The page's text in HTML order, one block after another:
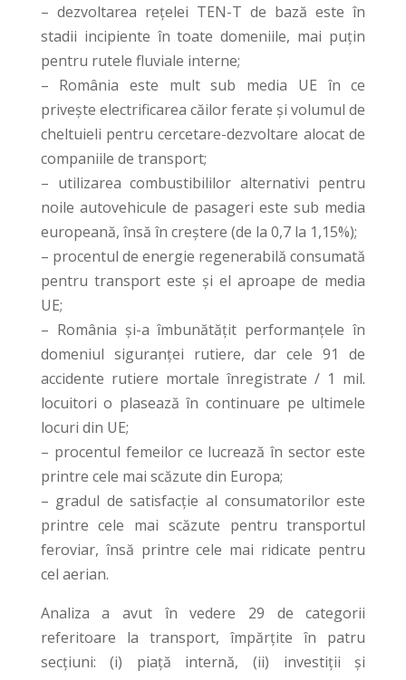
– dezvoltarea rețelei TEN-T de bază este în
stadii incipiente în toate domeniile, mai puțin
pentru rutele fluviale interne;
– România este mult sub media UE în ce
privește electrificarea căilor ferate și volumul de
cheltuieli pentru cercetare-dezvoltare alocat de
companiile de transport;
– utilizarea combustibililor alternativi pentru
noile autovehicule de pasageri este sub media
europeană, însă în creștere (de la 0,7 la 1,15%);
– procentul de energie regenerabilă consumată
pentru transport este și el aproape de media
UE;
– România și-a îmbunătățit performanțele în
domeniul siguranței rutiere, dar cele 91 de
accidente rutiere mortale înregistrate / 1 mil.
locuitori o plasează în continuare pe ultimele
locuri din UE;
– procentul femeilor ce lucrează în sector este
printre cele mai scăzute din Europa;
– gradul de satisfacție al consumatorilor este
printre cele mai scăzute pentru transportul
feroviar, însă printre cele mai ridicate pentru
cel aerian.
Analiza a avut în vedere 29 de categorii
referitoare la transport, împărțite în patru
secțiuni: (i) piață internă, (ii) investiții și